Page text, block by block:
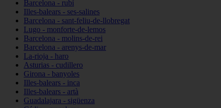
Barcelona - rubí
Illes-balears - ses-salines
Barcelona - sant-feliu-de-llobregat
Lugo - monforte-de-lemos
Barcelona - molins-de-rei
Barcelona - arenys-de-mar
La-rioja - haro
Asturias - cudillero
Girona - banyoles
Illes-balears - inca
Illes-balears - artà
Guadalajara - sigüenza